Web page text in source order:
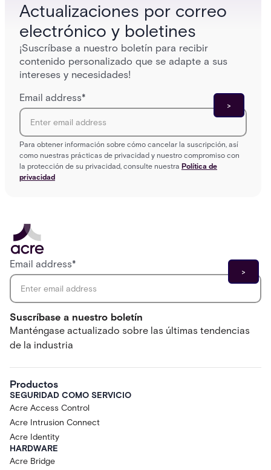
Actualizaciones por correo
electrónico y boletines
¡Suscríbase a nuestro boletín para recibir
contenido personalizado que se adapte a sus
intereses y necesidades!
Email address*
Para obtener información sobre cómo cancelar la suscripción, así
como nuestras prácticas de privacidad y nuestro compromiso con
la protección de su privacidad, consulte nuestra Política de
privacidad
Suscríbase a nuestro boletín
Manténgase actualizado sobre las últimas tendencias
de la industria
Email address*
Productos
SEGURIDAD COMO SERVICIO
Acre Access Control
Acre Intrusion Connect
Acre Identity
HARDWARE
Acre Bridge